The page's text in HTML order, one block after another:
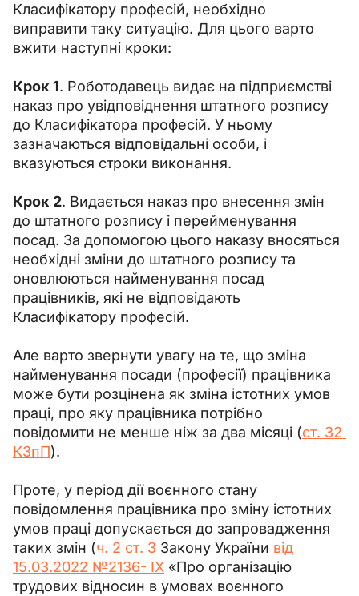
Класифікатору професій, необхідно
виправити таку ситуацію. Для цього варто
вжити наступні кроки:
Крок 1. Роботодавець видає на підприємстві
наказ про увідповіднення штатного розпису
до Класифікатора професій. У ньому
зазначаються відповідальні особи, і
вказуються строки виконання.
Крок 2. Видається наказ про внесення змін
до штатного розпису і перейменування
посад. За допомогою цього наказу вносяться
необхідні зміни до штатного розпису та
оновлюються найменування посад
працівників, які не відповідають
Класифікатору професій.
Але варто звернути увагу на те, що зміна
найменування посади (професії) працівника
може бути розцінена як зміна істотних умов
праці, про яку працівника потрібно
повідомити не менше ніж за два місяці (ст. 32
КЗпП).
Проте, у період дії воєнного стану
повідомлення працівника про зміну істотних
умов праці допускається до запровадження
таких змін (ч. 2 ст. 3 Закону України від
15.03.2022 №2136- IX «Про організацію
трудових відносин в умовах воєнного